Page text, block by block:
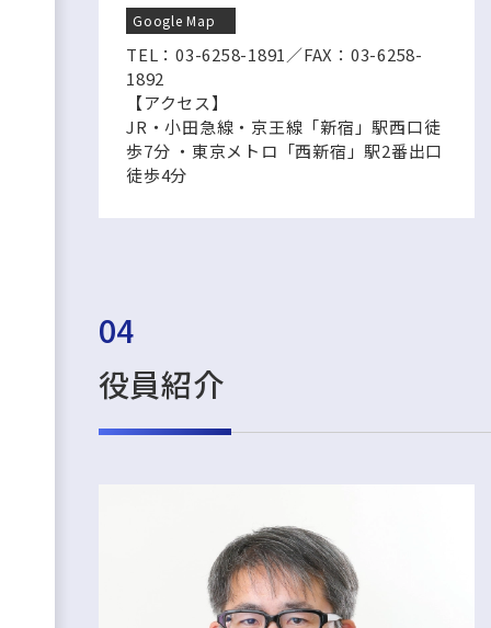
Google Map
TEL：03-6258-1891 ／FAX：03-6258-
1892
【アクセス】
JR・小田急線・京王線「新宿」駅西口徒
歩7分 ・東京メトロ「西新宿」駅2番出口
徒歩4分
04
役員紹介